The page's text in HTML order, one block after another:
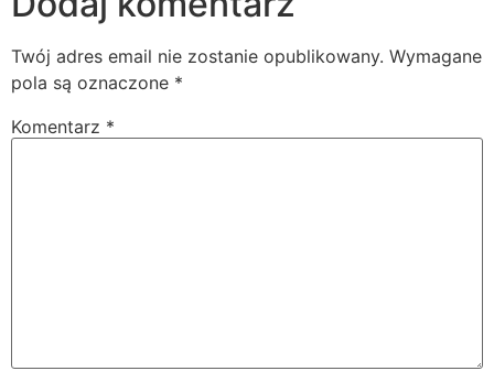
Twój adres email nie zostanie opublikowany. Wymagane
pola są oznaczone *
Komentarz *